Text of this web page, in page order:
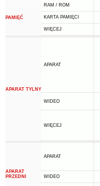
PAMIĘĆ
RAM / ROM
KARTA PAMIĘCI
WIĘCEJ
APARAT TYLNY
APARAT
WIDEO
WIĘCEJ
APARAT
PRZEDNI
APARAT
WIDEO